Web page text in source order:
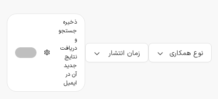
نوع همکاری زمان انتشار
ذخیره
جستجو
و
دریافت
نتایج
جدید
آن در
ایمیل